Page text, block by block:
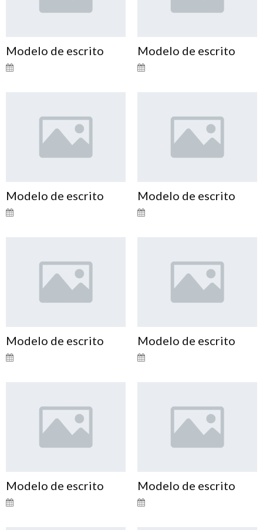
Modelo de escrito Modelo de escrito
Modelo de escrito Modelo de escrito
Modelo de escrito Modelo de escrito
Modelo de escrito Modelo de escrito